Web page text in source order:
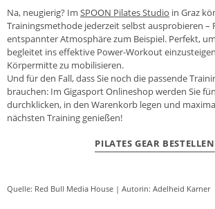
Na, neugierig? Im SPOON Pilates Studio in Graz
Trainingsmethode jederzeit selbst ausprobieren –
entspannter Atmosphäre zum Beispiel. Perfekt,
begleitet ins effektive Power-Workout
Körpermitte zu mobilisieren.
Und für den Fall, dass Sie noch die passende
brauchen: Im Gigasport Onlineshop werden Sie
durchklicken, in den Warenkorb legen und
nächsten Training genießen!
PILATES GEAR BESTELLEN
Quelle: Red Bull Media House | Autorin: Adelheid Karner